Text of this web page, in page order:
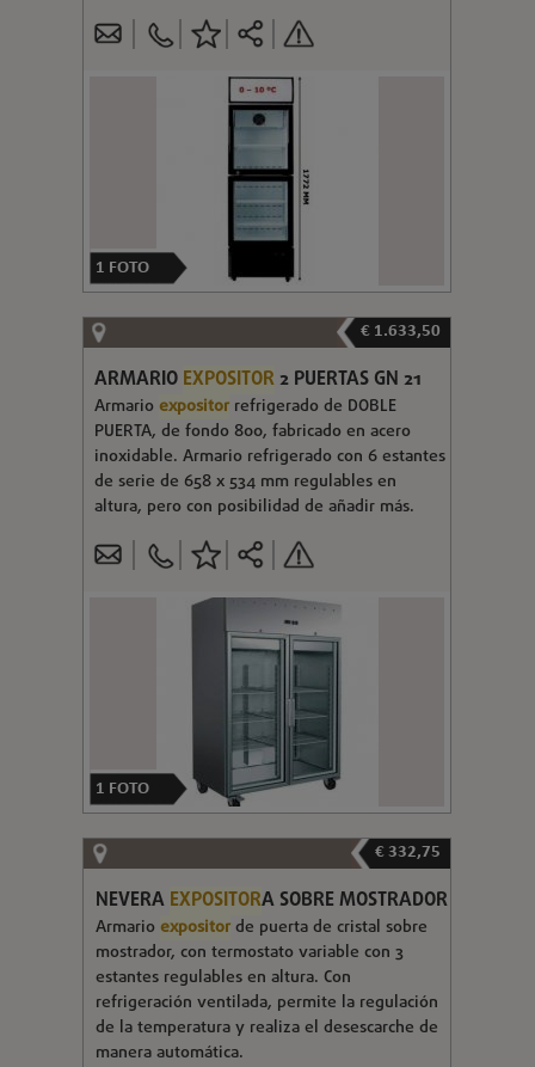
1 FOTO
€ 1.633,50
ARMARIO EXPOSITOR2 PUERTAS GN 21
Armarioexpositorrefrigerado de DOBLE
PUERTA, de fondo 800, fabricado en acero
inoxidable. Armario refrigerado con 6 estantes
de serie de 658 x 534 mm regulables en
altura, pero con posibilidad de añadir más.
1 FOTO
€ 332,75
NEVERA EXPOSITORA SOBRE MOSTRADOR
Armarioexpositorde puerta de cristal sobre
mostrador, con termostato variable con 3
estantes regulables en altura. Con
refrigeración ventilada, permite la regulación
de la temperatura y realiza el desescarche de
manera automática.